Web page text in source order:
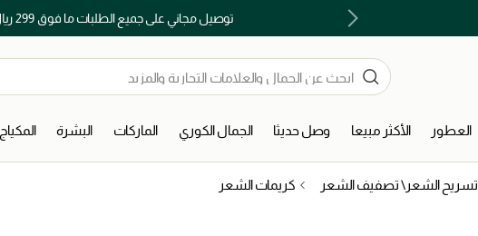
توصيل مجاني على جميع الطلبات ما فوق 299 ريال
العطور الأكثر مبيعا وصل حديثا الجمال الكوري الماركات البشرة المكياج
تسريح الشعر\ تصفيف الشعر كريمات الشعر